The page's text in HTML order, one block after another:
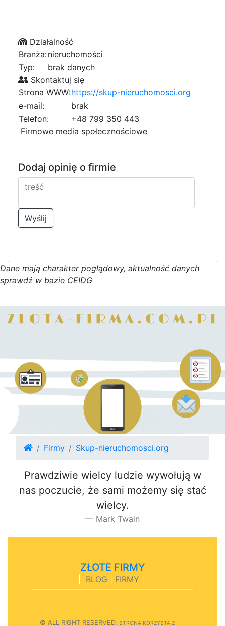
Działalność
Branża:nieruchomości
Typ:
brak danych
Skontaktuj się
Strona WWW:https://skup-nieruchomosci.org
e-mail:
brak
Telefon:
+48 799 350 443
Firmowe media społecznościowe
Dodaj opinię o firmie
Wyślij
Dane mają charakter poglądowy, aktualność danych
sprawdź w bazie CEIDG
Firmy Skup-nieruchomosci.org
Prawdziwie wielcy ludzie wywołują w
nas poczucie, że sami możemy się stać
wielcy.
Mark Twain
ZŁOTE FIRMY
BLOG FIRMY
© ALL RIGHT RESERVED. STRONA KORZYSTA Z